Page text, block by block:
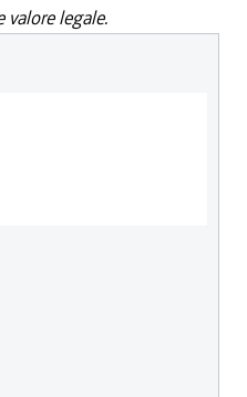
valore legale.